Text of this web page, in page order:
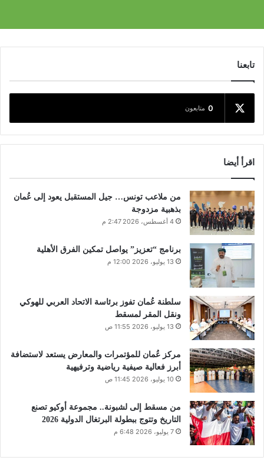
تابعنا
0 متابعون
اقرأ أيضا
من ملاعب تونس… جيل المستقبل يعود إلى عُمان
بذهبية مزدوجة
4 أغسطس، 2026 2:47 م
برنامج “تعزيز” يواصل تمكين الفرق الأهلية
13 يوليو، 2026 12:00 م
سلطنة عُمان تفوز برئاسة الاتحاد العربي للهوكي
ونقل المقر لمسقط
13 يوليو، 2026 11:55 ص
مركز عُمان للمؤتمرات والمعارض يستعد لاستضافة
أبرز فعالية صيفية رياضية وترفيهية
10 يوليو، 2026 11:45 ص
من مسقط إلى لشبونة.. مجموعة أوكيو تصنع
التاريخ وتتوج ببطولة البرتغال الدولية 2026
7 يوليو، 2026 6:48 م